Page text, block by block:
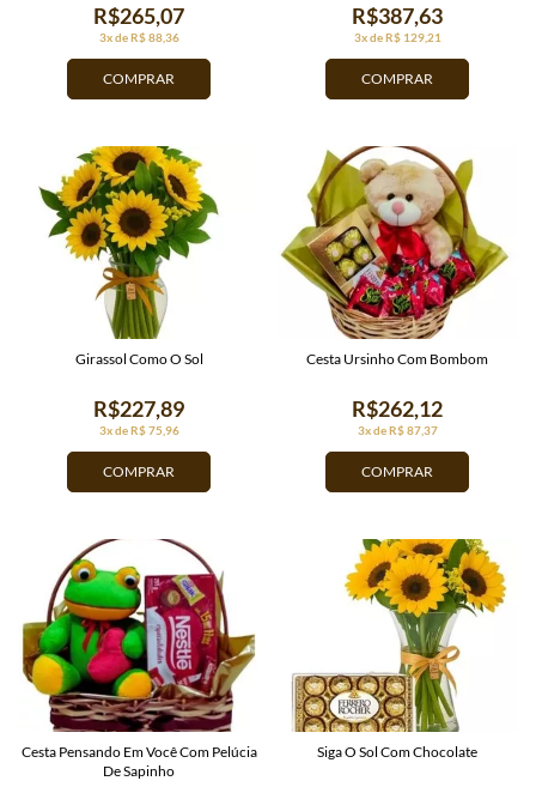
COMPRAR
3x de R$ 88,36
R$265,07
COMPRAR
3x de R$ 129,21
R$387,63
COMPRAR
3x de R$ 75,96
R$227,89
Girassol Como O Sol
COMPRAR
3x de R$ 87,37
R$262,12
Cesta Ursinho Com Bombom
Cesta Pensando Em Você Com Pelúcia
De Sapinho
Siga O Sol Com Chocolate